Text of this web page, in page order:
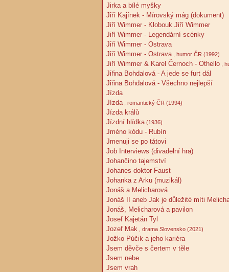
Jirka a bílé myšky
Jiří Kajínek - Mírovský mág (dokument)
Jiří Wimmer - Klobouk Jiří Wimmer
Jiří Wimmer - Legendární scénky
Jiří Wimmer - Ostrava
Jiří Wimmer - Ostrava , humor ČR (1992)
Jiří Wimmer & Karel Černoch - Othello ,
Jiřina Bohdalová - A jede se furt dál
Jiřina Bohdalová - Všechno nejlepší
Jízda
Jízda , romantický ČR (1994)
Jízda králů
Jízdní hlídka (1936)
Jméno kódu - Rubín
Jmenuji se po tátovi
Job Interviews (divadelní hra)
Johančino tajemství
Johanes doktor Faust
Johanka z Arku (muzikál)
Jonáš a Melicharová
Jonáš II aneb Jak je důležité míti
Jonáš, Melicharová a pavilon
Josef Kajetán Tyl
Jozef Mak , drama Slovensko (2021)
Jožko Púčik a jeho kariéra
Jsem děvče s čertem v těle
Jsem nebe
Jsem vrah